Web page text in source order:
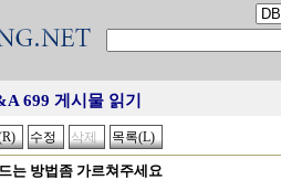
699 게시물 읽기
는 방법좀 가르쳐주세요